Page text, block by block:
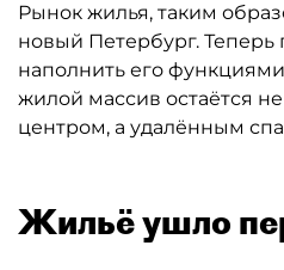
Рынок жилья, таким
новый Петербург. Теперь
наполнить его
жилой массив остаётся
центром, а удалённым
Жильё ушло